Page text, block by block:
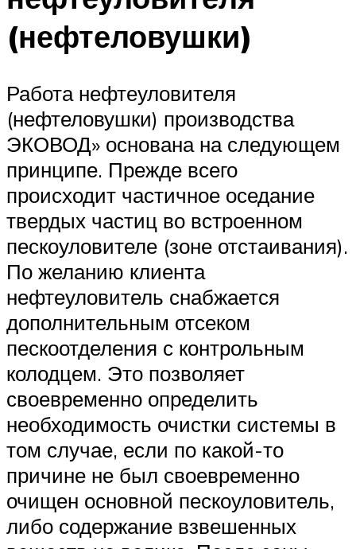
(нефтеловушки)
Работа нефтеуловителя
(нефтеловушки) производства
ЭКОВОД» основана на следующем
принципе. Прежде всего
происходит частичное оседание
твердых частиц во встроенном
пескоуловителе (зоне отстаивания).
По желанию клиента
нефтеуловитель снабжается
дополнительным отсеком
пескоотделения с контрольным
колодцем. Это позволяет
своевременно определить
необходимость очистки системы в
том случае, если по какой-то
причине не был своевременно
очищен основной пескоуловитель,
либо содержание взвешенных